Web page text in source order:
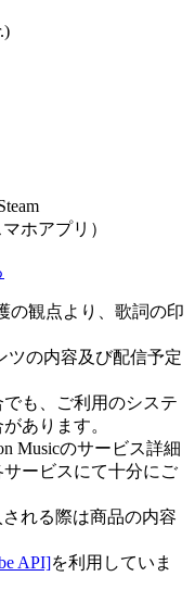
ホアプリ）
の観点より、歌詞の印
ツの内容及び配信予定
も、ご利用のシステ
あります。
Musicのサービス詳細
ービスにて十分にご
される際は商品の内容
API]を利用していま